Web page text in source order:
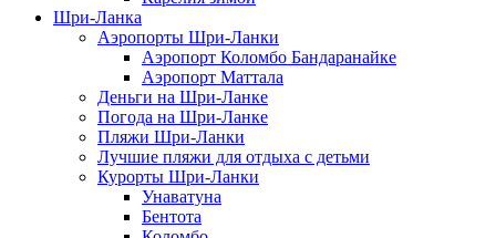
Шри-Ланка
Аэропорты Шри-Ланки
Аэропорт Коломбо Бандаранайке
Аэропорт Маттала
Деньги на Шри-Ланке
Погода на Шри-Ланке
Пляжи Шри-Ланки
Лучшие пляжи для отдыха с детьми
Курорты Шри-Ланки
Унаватуна
Бентота